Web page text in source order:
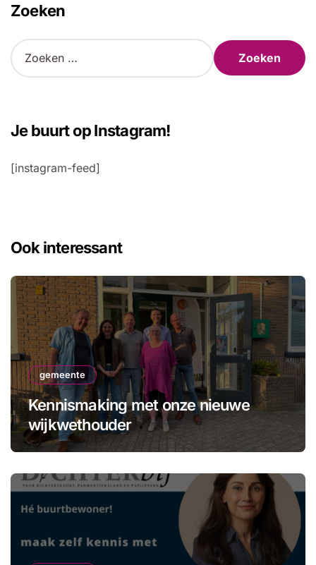
Zoeken
Z
o
n
a
Je buurt op Instagram!
[instagram-feed]
Ook interessant
gemeente
Kennismaking met onze nieuwe
wijkwethouder